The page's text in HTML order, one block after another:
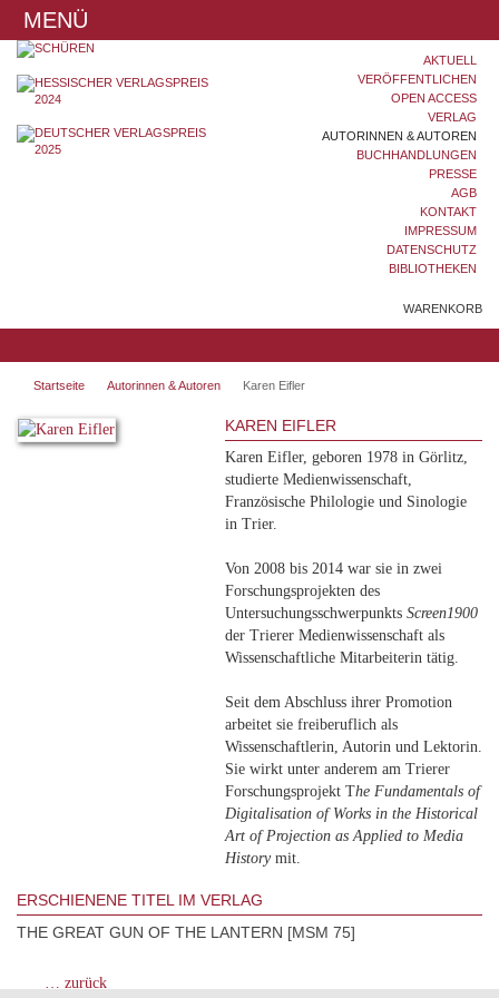
MENÜ
AKTUELL
VERÖFFENTLICHEN
OPEN ACCESS
VERLAG
AUTORINNEN & AUTOREN
BUCHHANDLUNGEN
PRESSE
AGB
KONTAKT
IMPRESSUM
DATENSCHUTZ
BIBLIOTHEKEN
WARENKORB
Startseite Autorinnen & Autoren Karen Eifler
KAREN EIFLER
Karen Eifler, geboren 1978 in Görlitz,
studierte Medienwissenschaft,
Französische Philologie und Sinologie
in Trier.
Von 2008 bis 2014 war sie in zwei
Forschungsprojekten des
Untersuchungsschwerpunkts Screen1900
der Trierer Medienwissenschaft als
Wissenschaftliche Mitarbeiterin tätig.
Seit dem Abschluss ihrer Promotion
arbeitet sie freiberuflich als
Wissenschaftlerin, Autorin und Lektorin.
Sie wirkt unter anderem am Trierer
Forschungsprojekt The Fundamentals of
Digitalisation of Works in the Historical
Art of Projection as Applied to Media
Historymit.
ERSCHIENENE TITEL IM VERLAG
THE GREAT GUN OF THE LANTERN [MSM 75]
… zurück